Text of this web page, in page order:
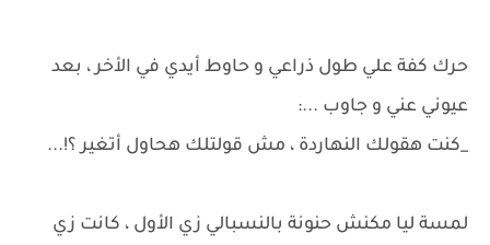
حرك كفة علي طول ذراعي و حاوط أيدي في الأخر ، بعد
عيوني عني و جاوب ...:
_كنت هقولك النهاردة ، مش قولتلك هحاول أتغير ؟!...
لمسة ليا مكنش حنونة بالنسبالي زي الأول ، كانت زي